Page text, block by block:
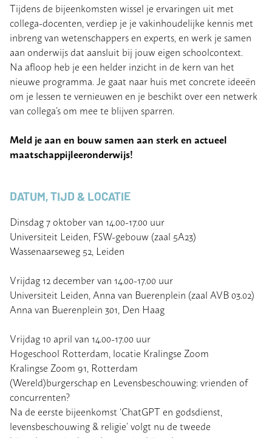
Tijdens de bijeenkomsten wissel je ervaringen uit met
collega-docenten, verdiep je je vakinhoudelijke kennis met
inbreng van wetenschappers en experts, en werk je samen
aan onderwijs dat aansluit bij jouw eigen schoolcontext.
Na afloop heb je een helder inzicht in de kern van het
nieuwe programma. Je gaat naar huis met concrete ideeën
om je lessen te vernieuwen en je beschikt over een netwerk
van collega’s om mee te blijven sparren.
Meld je aan en bouw samen aan sterk en actueel
maatschappijleeronderwijs!
DATUM, TIJD & LOCATIE
Dinsdag 7 oktober van 14.00-17.00 uur
Universiteit Leiden, FSW-gebouw (zaal 5A23)
Wassenaarseweg 52, Leiden
Vrijdag 12 december van 14.00-17.00 uur
Universiteit Leiden, Anna van Buerenplein (zaal AVB 03.02)
Anna van Buerenplein 301, Den Haag
Vrijdag 10 april van 14.00-17.00 uur
Hogeschool Rotterdam, locatie Kralingse Zoom
Kralingse Zoom 91, Rotterdam
(Wereld)burgerschap en Levensbeschouwing: vrienden of
concurrenten?
Na de eerste bijeenkomst ‘ChatGPT en godsdienst,
levensbeschouwing & religie’ volgt nu de tweede